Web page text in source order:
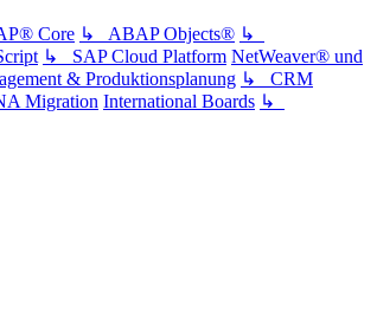
Core ↳ ABAP Objects® ↳
↳ SAP Cloud Platform NetWeaver® und
& Produktionsplanung ↳ CRM
Migration International Boards ↳